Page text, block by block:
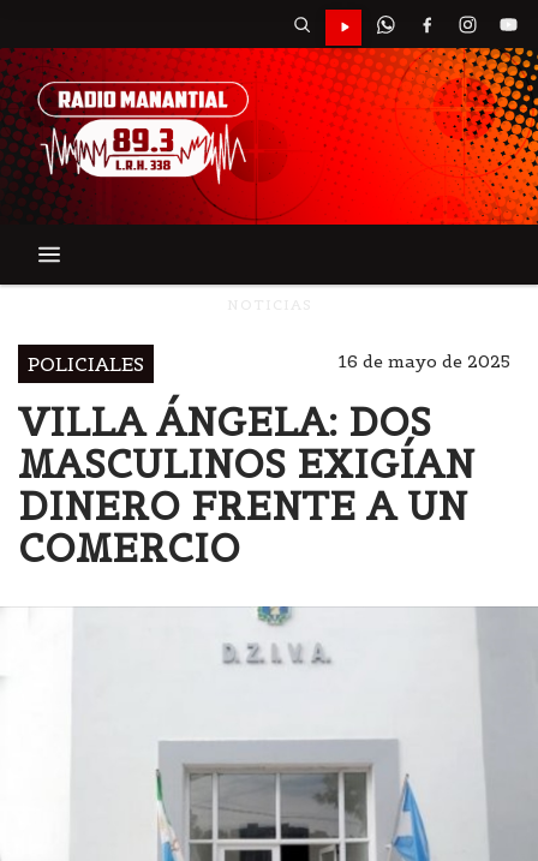
POLICIALES 16 de mayo de 2025
VILLA ÁNGELA: DOS
MASCULINOS EXIGÍAN
DINERO FRENTE A UN
COMERCIO